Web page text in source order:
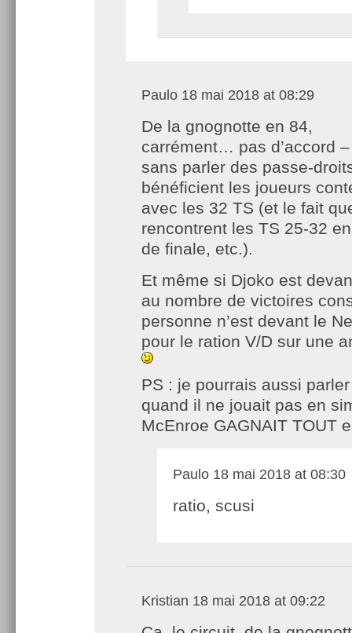
Paulo 18 mai 2018 at 08:29
De la gnognotte en 84,
carrément… pas d’accord –
sans parler des passe-
bénéficient les joueurs
avec les 32 TS (et le fait
rencontrent les TS 25-32
de finale, etc.).
Et même si Djoko est
au nombre de victoires
personne n’est devant le
pour le ration V/D sur une
PS : je pourrais aussi
quand il ne jouait pas en
McEnroe GAGNAIT TOUT
Paulo 18 mai 2018 at 08:30
ratio, scusi
Kristian 18 mai 2018 at 09:22